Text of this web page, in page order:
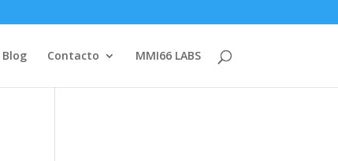
Blog Contacto MMI66 LABS